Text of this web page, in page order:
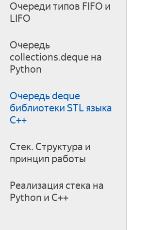
Очереди типов FIFO и
LIFO
Очередь
collections.deque на
Python
Очередь deque
библиотеки STL языка
C++
Стек. Структура и
принцип работы
Реализация стека на
Python и C++